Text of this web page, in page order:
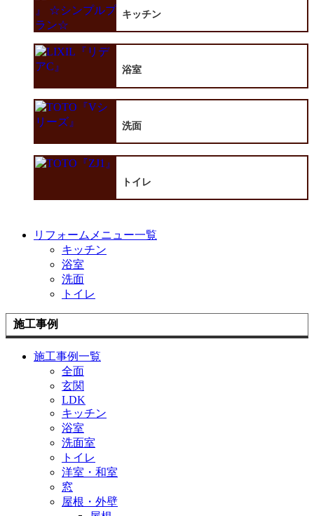
キッチン
浴室
洗面
トイレ
リフォームメニュー一覧
キッチン
浴室
洗面
トイレ
施工事例
施工事例一覧
全面
玄関
LDK
キッチン
浴室
洗面室
トイレ
洋室・和室
窓
屋根・外壁